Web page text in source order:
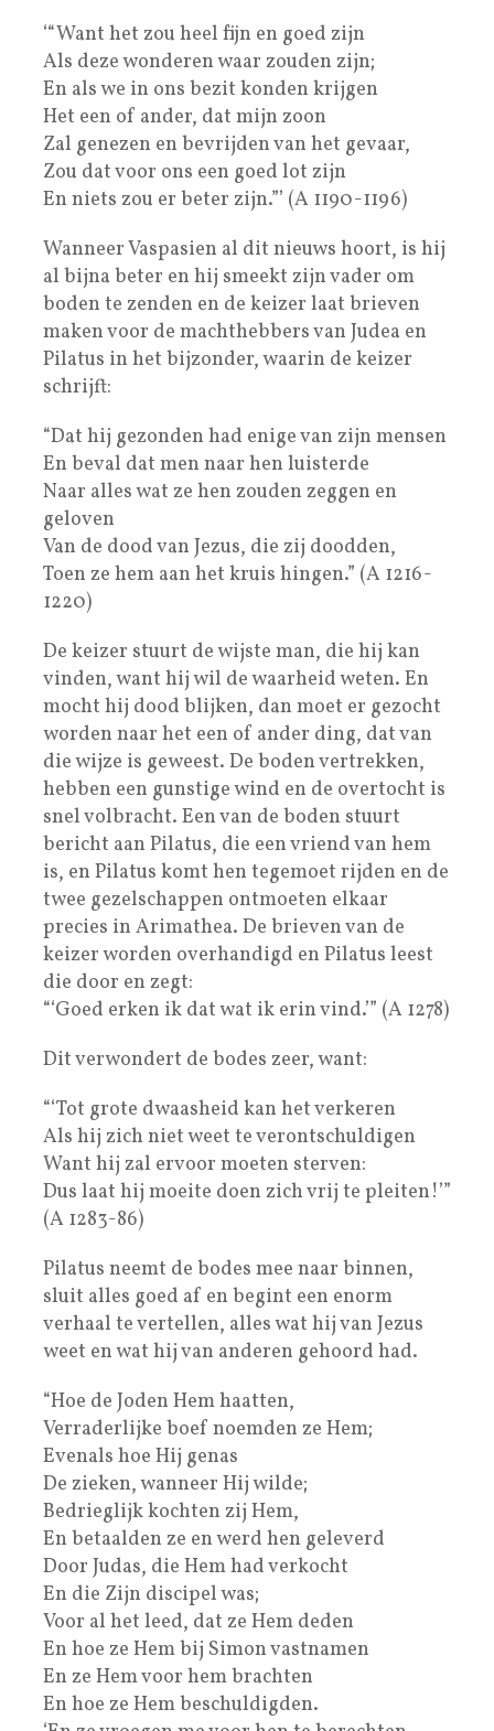
‘“Want het zou heel fijn en goed zijn
Als deze wonderen waar zouden zijn;
En als we in ons bezit konden krijgen
Het een of ander, dat mijn zoon
Zal genezen en bevrijden van het gevaar,
Zou dat voor ons een goed lot zijn
En niets zou er beter zijn.”’ (A 1190-1196)
Wanneer Vaspasien al dit nieuws hoort, is hij
al bijna beter en hij smeekt zijn vader om
boden te zenden en de keizer laat brieven
maken voor de machthebbers van Judea en
Pilatus in het bijzonder, waarin de keizer
schrijft:
“Dat hij gezonden had enige van zijn mensen
En beval dat men naar hen luisterde
Naar alles wat ze hen zouden zeggen en
geloven
Van de dood van Jezus, die zij doodden,
Toen ze hem aan het kruis hingen.” (A 1216-
1220)
De keizer stuurt de wijste man, die hij kan
vinden, want hij wil de waarheid weten. En
mocht hij dood blijken, dan moet er gezocht
worden naar het een of ander ding, dat van
die wijze is geweest. De boden vertrekken,
hebben een gunstige wind en de overtocht is
snel volbracht. Een van de boden stuurt
bericht aan Pilatus, die een vriend van hem
is, en Pilatus komt hen tegemoet rijden en de
twee gezelschappen ontmoeten elkaar
precies in Arimathea. De brieven van de
keizer worden overhandigd en Pilatus leest
die door en zegt:
“‘Goed erken ik dat wat ik erin vind.’” (A 1278)
Dit verwondert de bodes zeer, want:
“‘Tot grote dwaasheid kan het verkeren
Als hij zich niet weet te verontschuldigen
Want hij zal ervoor moeten sterven:
Dus laat hij moeite doen zich vrij te pleiten!’”
(A 1283-86)
Pilatus neemt de bodes mee naar binnen,
sluit alles goed af en begint een enorm
verhaal te vertellen, alles wat hij van Jezus
weet en wat hij van anderen gehoord had.
“Hoe de Joden Hem haatten,
Verraderlijke boef noemden ze Hem;
Evenals hoe Hij genas
De zieken, wanneer Hij wilde;
Bedrieglijk kochten zij Hem,
En betaalden ze en werd hen geleverd
Door Judas, die Hem had verkocht
En die Zijn discipel was;
Voor al het leed, dat ze Hem deden
En hoe ze Hem bij Simon vastnamen
En ze Hem voor hem brachten
En hoe ze Hem beschuldigden.